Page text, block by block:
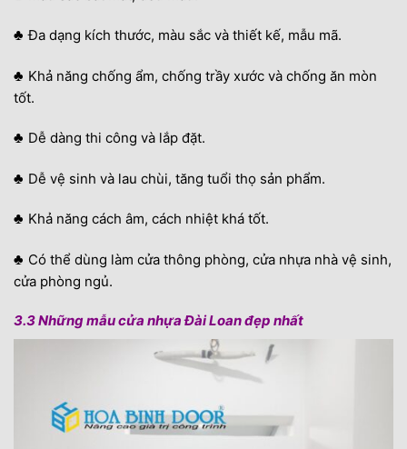
♣Đa dạng kích thước, màu sắc và thiết kế, mẫu mã.
♣ Khả năng chống ẩm, chống trầy xước và chống ăn mòn
tốt.
♣ Dễ dàng thi công và lắp đặt.
♣ Dễ vệ sinh và lau chùi, tăng tuổi thọ sản phẩm.
♣ Khả năng cách âm, cách nhiệt khá tốt.
♣ Có thể dùng làm cửa thông phòng, cửa nhựa nhà vệ sinh,
cửa phòng ngủ.
3.3 Những mẫu cửa nhựa Đài Loan đẹp nhất